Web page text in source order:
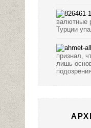
валютные
Турции
признал,
лишь